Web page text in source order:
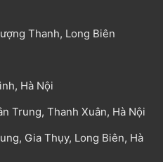
Thanh, Long Biên
Hà Nội
Trung, Thanh Xuân, Hà Nội
Gia Thụy, Long Biên, Hà